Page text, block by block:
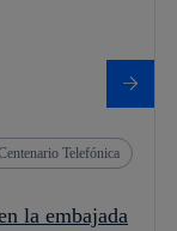
Telefónica
la embajada